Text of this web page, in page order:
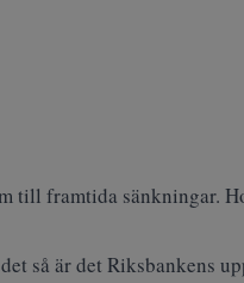
till framtida sänkningar.
så är det Riksbankens